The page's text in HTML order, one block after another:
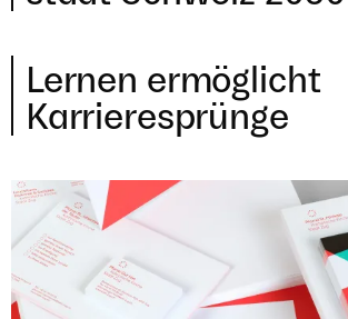
Lernen ermög­licht
Karrieresprünge